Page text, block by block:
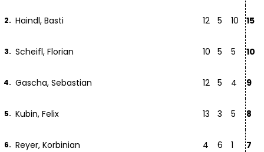
2. Haindl, Basti 12 5 10 15
3. Scheifl, Florian 10 5 5 10
4. Gascha, Sebastian 12 5 4 9
5. Kubin, Felix 13 3 5 8
6. Reyer, Korbinian 4 6 1 7